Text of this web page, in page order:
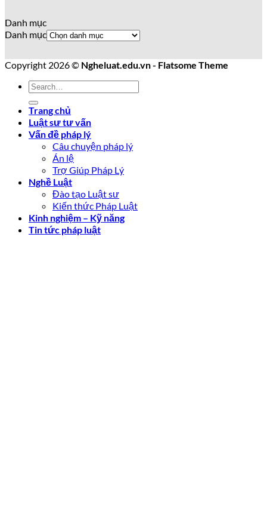
Danh mục
Danh mục
Copyright 2026 © Ngheluat.edu.vn - Flatsome Theme
Trang chủ
Luật sư tư vấn
Vấn đề pháp lý
Câu chuyện pháp lý
Án lệ
Trợ Giúp Pháp Lý
Nghề Luật
Đào tạo Luật sư
Kiến thức Pháp Luật
Kinh nghiệm – Kỹ năng
Tin tức pháp luật